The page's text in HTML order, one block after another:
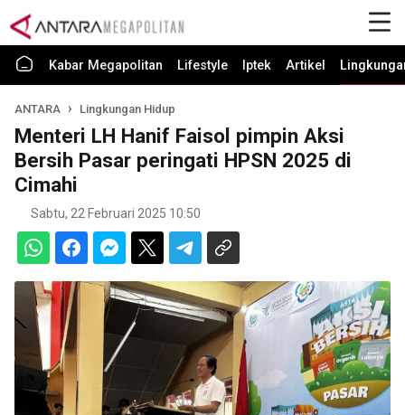
Kabar Megapolitan Lifestyle Iptek Artikel
ANTARA Lingkungan Hidup
Menteri LH Hanif Faisol pimpin Aksi
Bersih Pasar peringati HPSN 2025 di
Cimahi
Sabtu, 22 Februari 2025 10:50